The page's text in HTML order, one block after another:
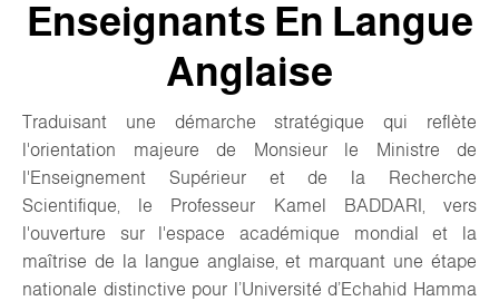
Enseignants En Langue
Anglaise
Traduisant une démarche stratégique qui reflète
l'orientation majeure de Monsieur le Ministre de
l'Enseignement Supérieur et de la Recherche
Scientifique, le Professeur Kamel BADDARI, vers
l'ouverture sur l'espace académique mondial et la
maîtrise de la langue anglaise, et marquant une étape
nationale distinctive pour l’Université d’Echahid Hamma